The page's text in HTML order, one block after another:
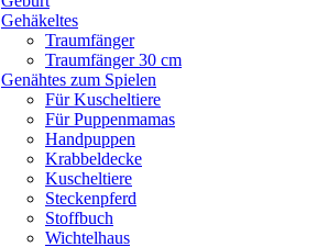
Gehäkeltes
Traumfänger
Traumfänger 30 cm
Genähtes zum Spielen
Für Kuscheltiere
Für Puppenmamas
Handpuppen
Krabbeldecke
Kuscheltiere
Steckenpferd
Stoffbuch
Wichtelhaus